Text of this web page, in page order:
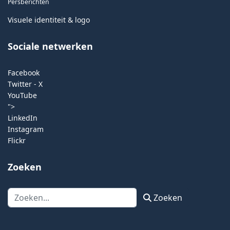
Persberichten
Visuele identiteit & logo
Sociale netwerken
Facebook
Twitter - X
YouTube
">
LinkedIn
Instagram
Flickr
Zoeken
Zoeken Zoeken